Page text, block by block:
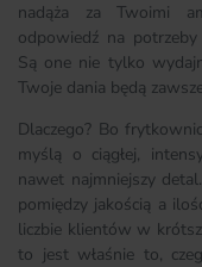
nadąża za Twoimi
odpowiedź na
Są one nie tylko
Twoje dania będą
Dlaczego? Bo
myślą o ciągłej,
nawet najmniejszy
pomiędzy jakością a
liczbie klientów w
to jest właśnie to,